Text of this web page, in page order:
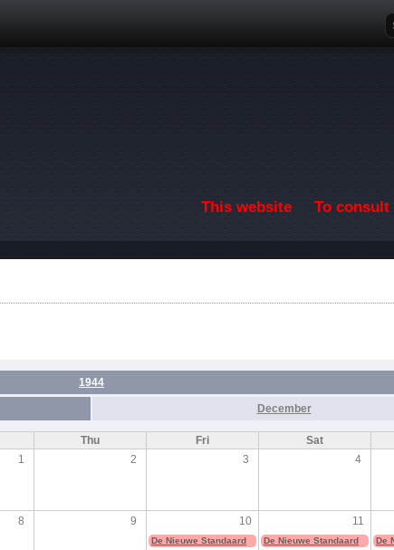
This website To consult
1944
December
Thu Fri Sat
1 2 3 4
8 9 10 11
De Nieuwe Standaard De Nieuwe Standaard De